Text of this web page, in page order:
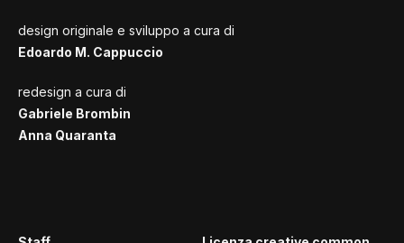
design originale e sviluppo a cura di
Edoardo M. Cappuccio
redesign a cura di
Gabriele Brombin
Anna Quaranta